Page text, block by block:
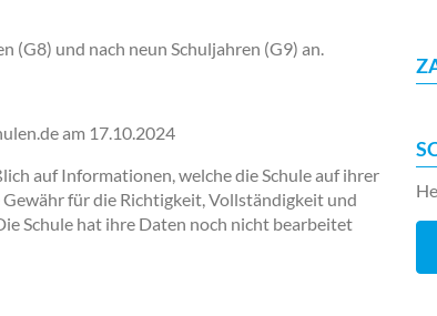
(G8) und nach neun Schuljahren (G9) an.
am 17.10.2024
auf Informationen, welche die Schule auf ihrer
für die Richtigkeit, Vollständigkeit und
Schule hat ihre Daten noch nicht bearbeitet